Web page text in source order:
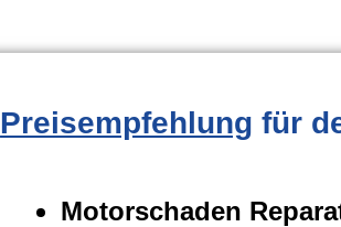
Preisempfehlung für
Motorschaden